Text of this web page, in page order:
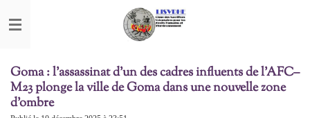
au
Goma : l’assassinat d’un des cadres influents de l’AFC–
M23 plonge la ville de Goma dans une nouvelle zone
d’ombre